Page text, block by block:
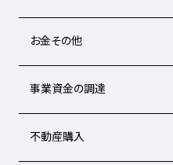
お金その他
事業資金の調達
不動産購入